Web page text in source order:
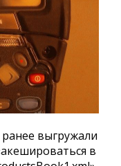
выгружали
в